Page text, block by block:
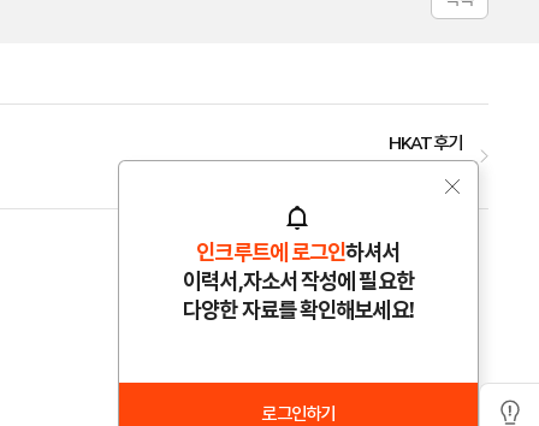
HKAT 후기
인크루트에 로그인하셔서
이력서,자소서 작성에 필요한
다양한 자료를 확인해보세요!
로그인하기